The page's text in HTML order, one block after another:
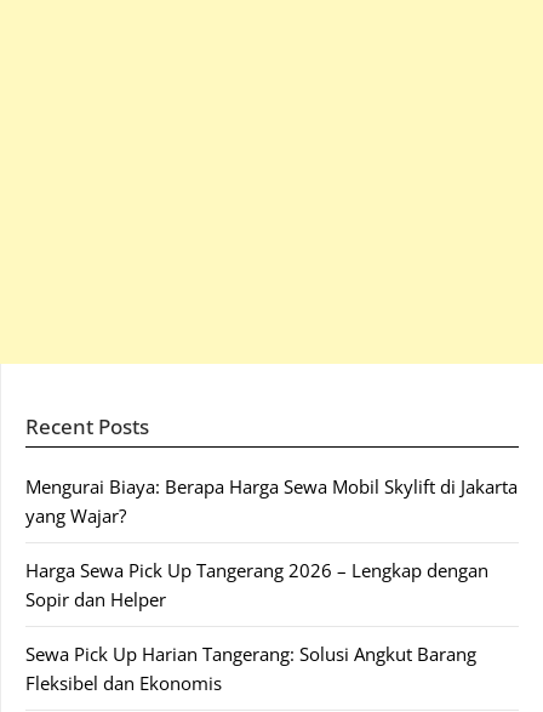
Recent Posts
Mengurai Biaya: Berapa Harga Sewa Mobil Skylift di Jakarta
yang Wajar?
Harga Sewa Pick Up Tangerang 2026 – Lengkap dengan
Sopir dan Helper
Sewa Pick Up Harian Tangerang: Solusi Angkut Barang
Fleksibel dan Ekonomis